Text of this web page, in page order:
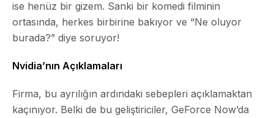
ise henüz bir gizem. Sanki bir komedi filminin
ortasında, herkes birbirine bakıyor ve “Ne oluyor
burada?” diye soruyor!
Nvidia’nın Açıklamaları
Firma, bu ayrılığın ardındaki sebepleri açıklamaktan
kaçınıyor. Belki de bu geliştiriciler, GeForce Now’da